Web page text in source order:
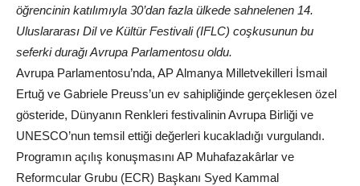
öğrencinin katılımıyla 30’dan fazla ülkede sahnelenen 14.
Uluslararası Dil ve Kültür Festivali (IFLC) coşkusunun bu
seferki durağı Avrupa Parlamentosu oldu.
Avrupa Parlamentosu’nda, AP Almanya Milletvekilleri İsmail
Ertuğ ve Gabriele Preuss’un ev sahipliğinde gerçeklesen özel
gösteride, Dünyanın Renkleri festivalinin Avrupa Birliği ve
UNESCO’nun temsil ettiği değerleri kucakladığı vurgulandı.
Programın açılış konuşmasını AP Muhafazakârlar ve
Reformcular Grubu (ECR) Başkanı Syed Kammal